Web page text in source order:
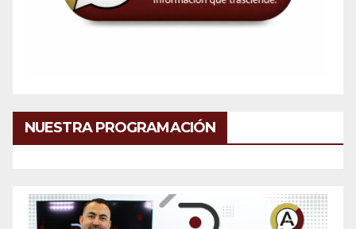
NUESTRA PROGRAMACIÓN